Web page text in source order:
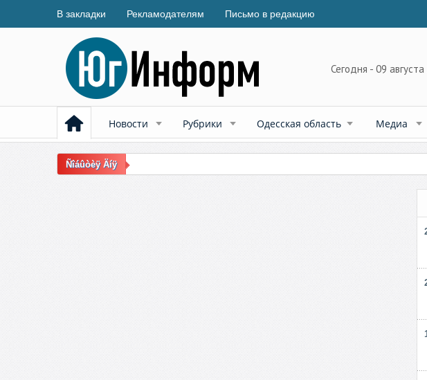
В закладки Рекламодателям Письмо в редакцию
Сегодня - 09
Новости Рубрики Одесская область Медиа
Ñîáûòèÿ Äíÿ